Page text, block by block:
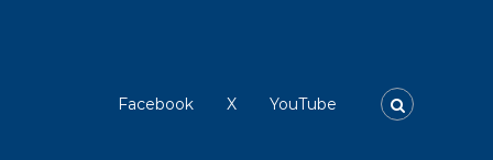
Facebook X YouTube